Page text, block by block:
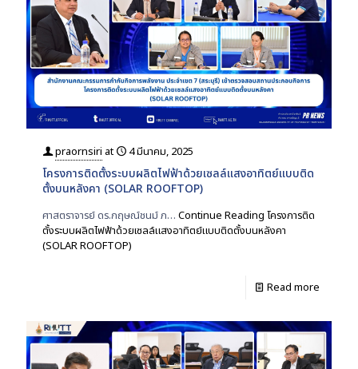
praornsiri at 4 มีนาคม, 2025
โครงการติดตั้งระบบผลิตไฟฟ้าด้วยเซลล์แสงอาทิตย์แบบติด
ตั้งบนหลังคา (SOLAR ROOFTOP)
ศาสตราจารย์ ดร.กฤษณ์ชนม์ ภ… Continue Reading โครงการติด
ตั้งระบบผลิตไฟฟ้าด้วยเซลล์แสงอาทิตย์แบบติดตั้งบนหลังคา
(SOLAR ROOFTOP)
Read more